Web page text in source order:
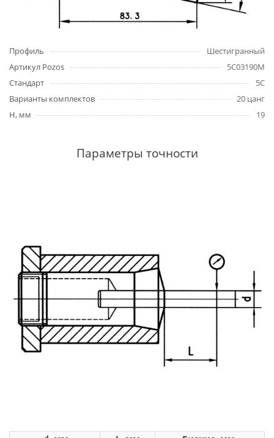
Профиль
Шестигранный
Артикул Pozos
5C03190M
Стандарт
5C
Варианты комплектов
20 цанг
H, мм
19
Параметры точности